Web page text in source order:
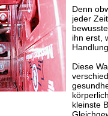
Denn
jeder
ihn erst,
Diese
kleinste